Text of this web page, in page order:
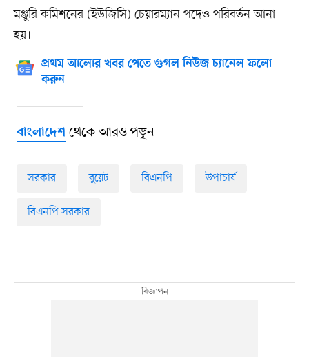
মঞ্জুরি কমিশনের (ইউজিসি) চেয়ারম্যান পদেও পরিবর্তন আনা
হয়।
প্রথম আলোর খবর পেতে গুগল নিউজ চ্যানেল ফলো
করুন
বাংলাদেশথেকে আরও পড়ুন
সরকার বুয়েট বিএনপি উপাচার্য
বিএনপি সরকার